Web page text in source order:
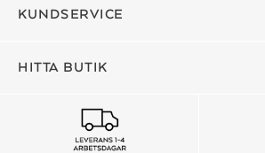
KUNDSERVICE
HITTA BUTIK